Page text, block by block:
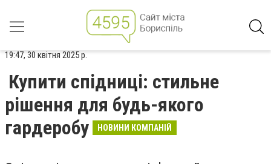
19:47, 30 квітня 2025 р.
Купити спідниці: стильне
рішення для будь-якого
гардеробу
НОВИНИ КОМПАНІЙ